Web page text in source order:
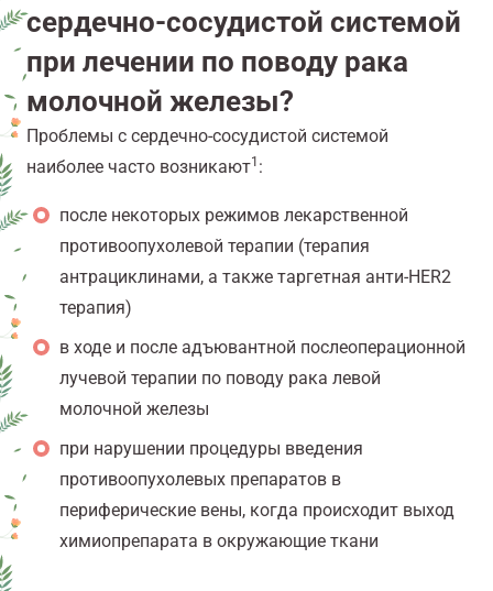
сердечно-сосудистой системой
при лечении по поводу рака
молочной железы?
Проблемы с сердечно-сосудистой системой
наиболее часто возникают1 :
после некоторых режимов лекарственной
противоопухолевой терапии (терапия
антрациклинами, а также таргетная анти-HER2
терапия)
в ходе и после адъювантной послеоперационной
лучевой терапии по поводу рака левой
молочной железы
при нарушении процедуры введения
противоопухолевых препаратов в
периферические вены, когда происходит выход
химиопрепарата в окружающие ткани